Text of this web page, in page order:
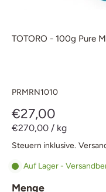
TOTORO - 100g Pure
PRMRN1010
€27,00
€270,00 / kg
Steuern inklusive.
Auf Lager -
Menge